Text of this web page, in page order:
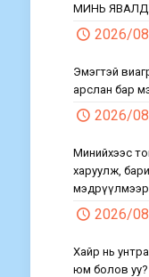
МИНЬ
2026/
Эмэгтэй
арслан бар
2026/
Минийхээс
харуулж,
2026/
Хайр нь
юм болов уу?